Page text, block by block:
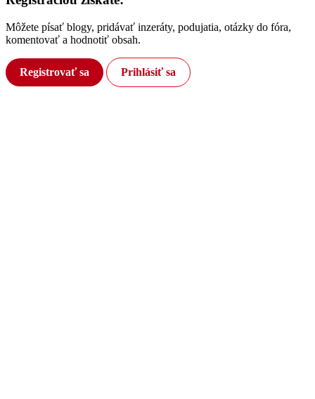
Môžete písať blogy, pridávať inzeráty, podujatia, otázky do fóra,
komentovať a hodnotiť obsah.
Registrovať sa Prihlásiť sa